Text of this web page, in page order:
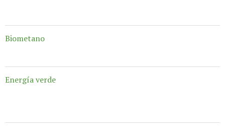
Biometano
Energía verde